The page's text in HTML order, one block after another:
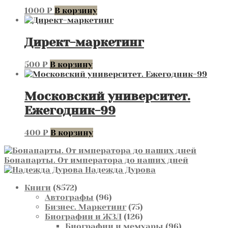
1000 ₽ В корзину
Директ-маркетинг
500 ₽ В корзину
Московский университет.
Ежегодник-99
400 ₽ В корзину
Бонапарты. От императора до наших дней
Надежда Дурова
Книги 85728572
товара
Автографы 9696
товаров
Бизнес. Маркетинг 7575
товаров
Биографии и ЖЗЛ 126126
товаров
Биографии и мемуары 9696